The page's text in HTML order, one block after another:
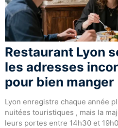
Restaurant Lyon
les adresses
pour bien manger
Lyon enregistre chaque année
nuitées touristiques , mais la
leurs portes entre 14h30 et